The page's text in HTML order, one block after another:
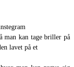
man kan tage briller på
lavet på et